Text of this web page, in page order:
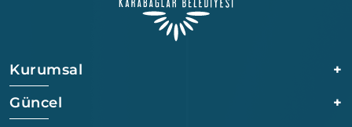
Kurumsal
+
Güncel
+